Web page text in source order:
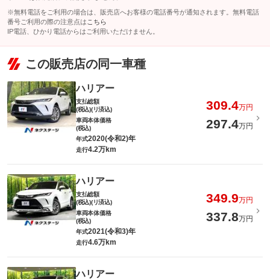
※無料電話をご利用の場合は、販売店へお客様の電話番号が通知されます。無料電話
番号ご利用の際の注意点は こちら
IP電話、ひかり電話からはご利用いただけません。
この販売店の同一車種
ハリアー
支払総額
(税込)(リ済込)
309.4万円
車両本体価格
(税込)
297.4万円
年式2020(令和2)年
走行4.2万km
ハリアー
支払総額
(税込)(リ済込)
349.9万円
車両本体価格
(税込)
337.8万円
年式2021(令和3)年
走行4.6万km
ハリアー